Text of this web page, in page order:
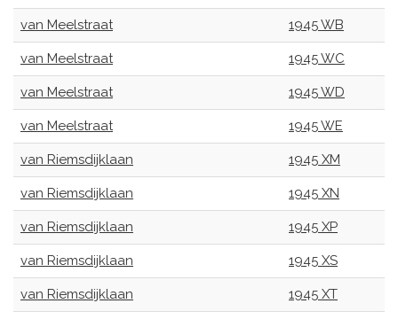
van Meelstraat 1945 WB
van Meelstraat 1945 WC
van Meelstraat 1945 WD
van Meelstraat 1945 WE
van Riemsdijklaan 1945 XM
van Riemsdijklaan 1945 XN
van Riemsdijklaan 1945 XP
van Riemsdijklaan 1945 XS
van Riemsdijklaan 1945 XT